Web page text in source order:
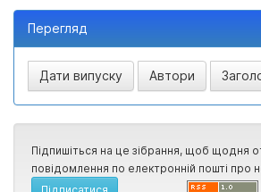
Перегляд
Підпишіться на це зібрання, щоб щодня
повідомлення по електронній пошті про